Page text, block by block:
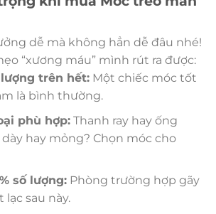
dễ mà không hẳn dễ đâu nhé!
“xương máu” mình rút ra được:
trên hết:Một chiếc móc tốt
là bình thường.
phù hợp:Thanh ray hay ống
hay mỏng? Chọn móc cho
số lượng:Phòng trường hợp gãy
sau này.